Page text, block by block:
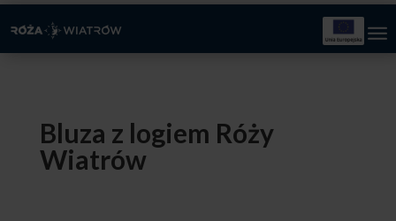
Bluza z logiem Róży
Wiatrów